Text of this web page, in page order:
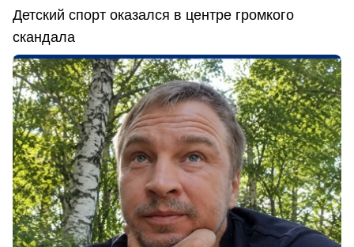
Детский спорт оказался в центре громкого
скандала